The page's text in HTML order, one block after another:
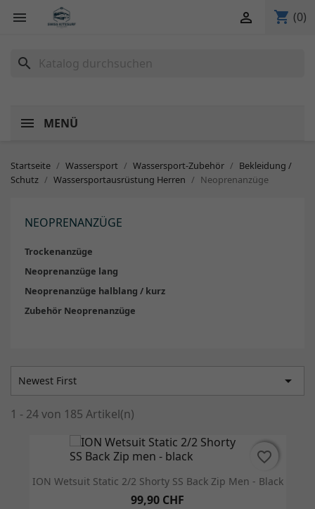
 shopping_cart (0)

search
MENÜ
Startseite Wassersport Wassersport-Zubehör
Bekleidung /
Schutz
Wassersportausrüstung Herren Neoprenanzüge
NEOPRENANZÜGE
Trockenanzüge
Neoprenanzüge lang
Neoprenanzüge halblang / kurz
Zubehör Neoprenanzüge
Newest First 
1 - 24 von 185 Artikel(n)
ION Wetsuit Static 2/2 Shorty SS Back Zip Men - Black
99,90 CHF
favorite_border
favorite_border